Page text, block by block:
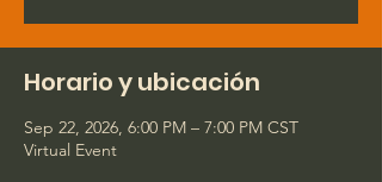
Horario y ubicación
Sep 22, 2026, 6:00 PM – 7:00 PM CST
Virtual Event